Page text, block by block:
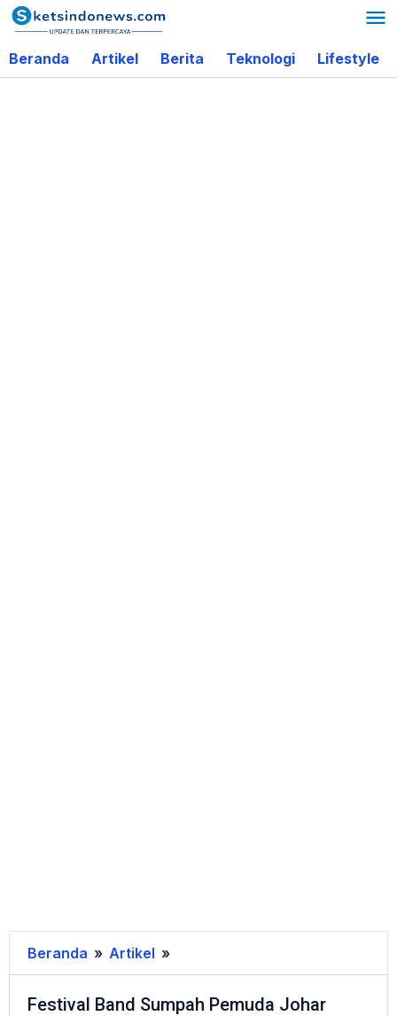
Lewati
ke
konten
Beranda Artikel Berita Teknologi Lifestyle
Beranda » Artikel »
Band
Sumpah
Festival Band Sumpah Pemuda Johar